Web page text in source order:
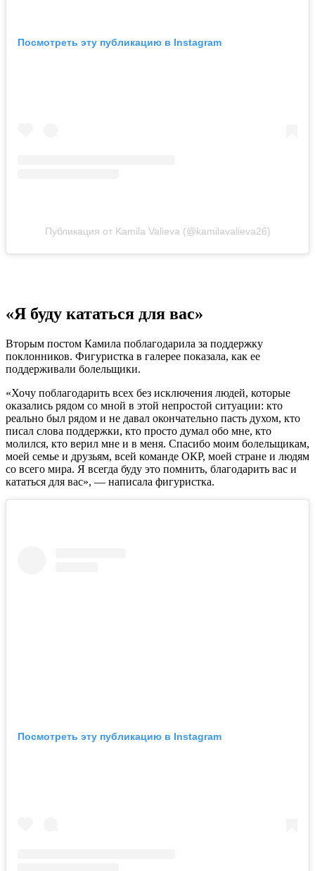
Посмотреть эту публикацию в Instagram
Публикация от Kamila Valieva (@kamilavalieva26)
«Я буду кататься для вас»
Вторым постом Камила поблагодарила за поддержку
поклонников. Фигуристка в галерее показала, как ее
поддерживали болельщики.
«Хочу поблагодарить всех без исключения людей, которые
оказались рядом со мной в этой непростой ситуации: кто
реально был рядом и не давал окончательно пасть духом, кто
писал слова поддержки, кто просто думал обо мне, кто
молился, кто верил мне и в меня. Спасибо моим болельщикам,
моей семье и друзьям, всей команде ОКР, моей стране и людям
со всего мира. Я всегда буду это помнить, благодарить вас и
кататься для вас», — написала фигуристка.
Посмотреть эту публикацию в Instagram